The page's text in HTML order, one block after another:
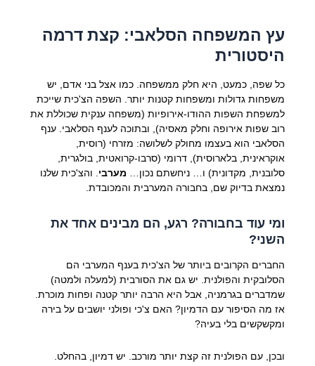
עץ המשפחה הסלאבי: קצת דרמה
היסטורית
כל שפה, כמעט, היא חלק ממשפחה. כמו אצל בני אדם, יש
משפחות גדולות ומשפחות קטנות יותר. השפה הצ'כית שייכת
למשפחת השפות ההודו-אירופיות (משפחה ענקית שכוללת את
רוב שפות אירופה וחלק מאסיה), ובתוכה לענף הסלאבי. ענף
הסלאבי הוא בעצמו מחולק לשלושה: מזרחי (רוסית,
אוקראינית, בלארוסית), דרומי (סרבו-קרואטית, בולגרית,
סלובנית, מקדונית) ו… ניחשתם נכון… מערבי. והצ'כית שלנו
נמצאת בדיוק שם, בחבורה המערבית והמכובדת.
ומי עוד בחבורה? רגע, הם מבינים אחד את
השני?
החברים הקרובים ביותר של הצ'כית בענף המערבי הם
הסלובקית והפולנית. יש גם את הסורבית (למעלה ולמטה)
שמדברים בגרמניה, אבל היא הרבה יותר קטנה ופחות מוכרת.
אז מה הסיפור עם הדמיון? האם צ'כי ופולני יושבים על בירה
ומקשקשים בלי בעיה?
ובכן, עם הפולנית זה קצת יותר מורכב. יש דמיון, בהחלט.